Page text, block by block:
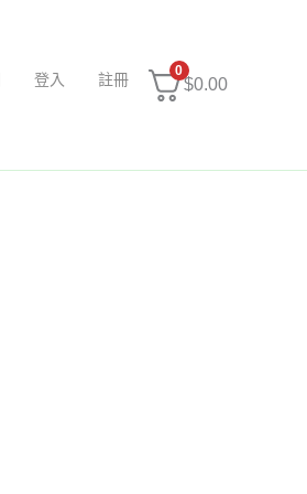
登入 註冊
0
$0.00